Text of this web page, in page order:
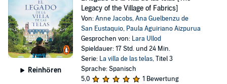
Reinhören
Legacy of the Village of Fabrics]
Von:Anne Jacobs,Ana Guelbenzu de
San Eustaquio, Paula Aguiriano Aizpurua
Gesprochen von: Lara Ullod
Spieldauer: 17 Std. und 24 Min.
Serie: La villa de las telas, Titel 3
Sprache: Spanisch
5,0
1 Bewertung